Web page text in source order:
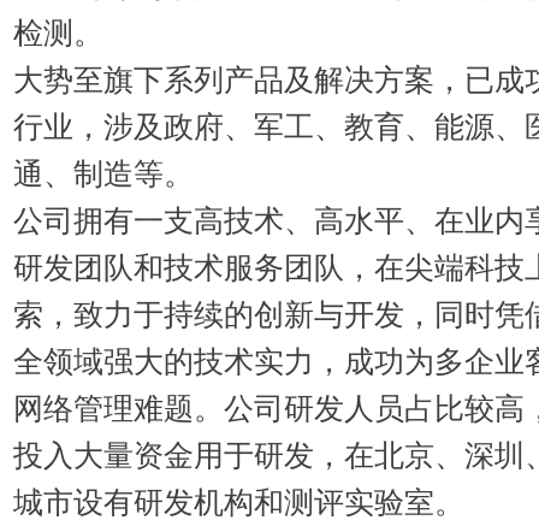
检测。
大势至旗下系列产品及解决方案，已成
行业，涉及政府、军工、教育、能源、
通、制造等。
公司拥有一支高技术、高水平、在业内
研发团队和技术服务团队，在尖端科技
索，致力于持续的创新与开发，同时凭
全领域强大的技术实力，成功为多企业
网络管理难题。公司研发人员占比较高
投入大量资金用于研发，在北京、深圳
城市设有研发机构和测评实验室。